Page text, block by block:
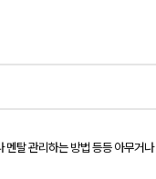
탈 관리하는 방법 등등 아무거